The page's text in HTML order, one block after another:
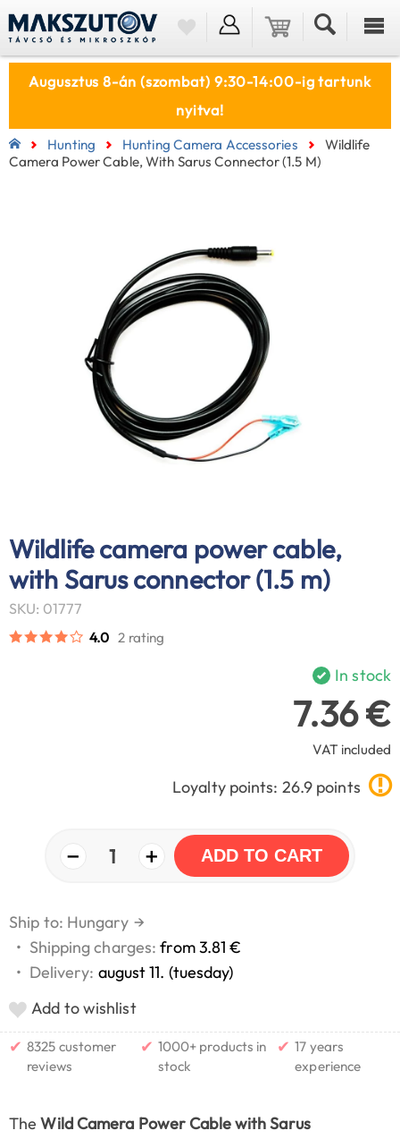
Augusztus 8-án (szombat) 9:30-14:00-ig tartunk
nyitva!
Hunting Hunting Camera Accessories
Wildlife
Camera Power Cable, With Sarus Connector (1.5 M)
Wildlife camera power cable,
with Sarus connector (1.5 m)
SKU: 01777
4.0 2 rating
In stock
7.36 €
VAT included
Loyalty points: 26.9 points
− 1 + ADD TO CART
Ship to: Hungary →
• Shipping charges:from 3.81 €
• Delivery: august 11. (tuesday)
Add to wishlist
✔ 8325 customer
reviews
✔ 1000+ products in
stock
✔ 17 years
experience
TheWild Camera Power Cable with Sarus